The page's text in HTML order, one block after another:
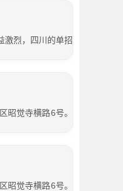
激烈，四川的单招
昭觉寺横路6号。
昭觉寺横路6号。